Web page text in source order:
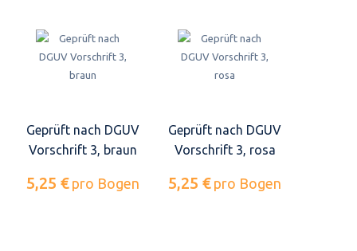
Geprüft nach DGUV
Vorschrift 3, braun
5,25 € pro Bogen
Geprüft nach DGUV
Vorschrift 3, rosa
5,25 € pro Bogen